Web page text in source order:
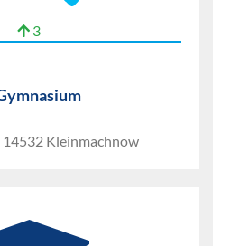
3
14532 Kleinmachnow